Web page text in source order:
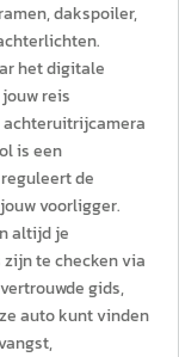
dakspoiler,
het digitale
reis
achteruitrijcamera
is een
de
voorligger.
altijd je
te checken via
gids,
auto kunt vinden